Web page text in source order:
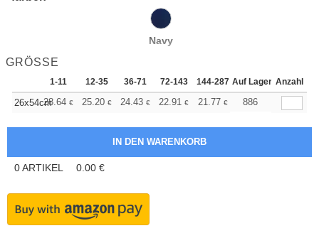
Navy
GRÖSSE
1-11 12-35 36-71 72-143 144-287 288 + Mehr
Auf Lager Anzahl
26x54cm28.64 € 25.20 € 24.43 € 22.91 € 21.77 € 21.38
886
0ARTIKEL 0.00 €